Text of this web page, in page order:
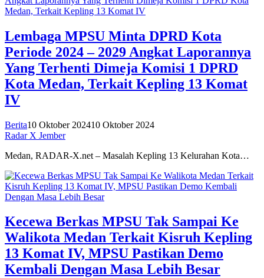
Lembaga MPSU Minta DPRD Kota
Periode 2024 – 2029 Angkat Laporannya
Yang Terhenti Dimeja Komisi 1 DPRD
Kota Medan, Terkait Kepling 13 Komat
IV
Berita10 Oktober 202410 Oktober 2024
Radar X Jember
Medan, RADAR-X.net – Masalah Kepling 13 Kelurahan Kota…
Kecewa Berkas MPSU Tak Sampai Ke
Walikota Medan Terkait Kisruh Kepling
13 Komat IV, MPSU Pastikan Demo
Kembali Dengan Masa Lebih Besar